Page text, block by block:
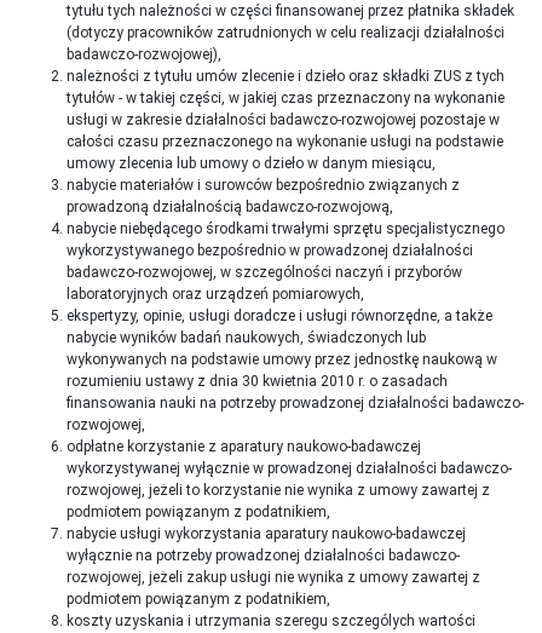
tytułu tych należności w części finansowanej przez płatnika składek
(dotyczy pracowników zatrudnionych w celu realizacji działalności
badawczo-rozwojowej),
należności z tytułu umów zlecenie i dzieło oraz składki ZUS z tych
tytułów - w takiej części, w jakiej czas przeznaczony na wykonanie
usługi w zakresie działalności badawczo-rozwojowej pozostaje w
całości czasu przeznaczonego na wykonanie usługi na podstawie
umowy zlecenia lub umowy o dzieło w danym miesiącu,
nabycie materiałów i surowców bezpośrednio związanych z
prowadzoną działalnością badawczo-rozwojową,
nabycie niebędącego środkami trwałymi sprzętu specjalistycznego
wykorzystywanego bezpośrednio w prowadzonej działalności
badawczo-rozwojowej, w szczególności naczyń i przyborów
laboratoryjnych oraz urządzeń pomiarowych,
ekspertyzy, opinie, usługi doradcze i usługi równorzędne, a także
nabycie wyników badań naukowych, świadczonych lub
wykonywanych na podstawie umowy przez jednostkę naukową w
rozumieniu ustawy z dnia 30 kwietnia 2010 r. o zasadach
finansowania nauki na potrzeby prowadzonej działalności badawczo-
rozwojowej,
odpłatne korzystanie z aparatury naukowo-badawczej
wykorzystywanej wyłącznie w prowadzonej działalności badawczo-
rozwojowej, jeżeli to korzystanie nie wynika z umowy zawartej z
podmiotem powiązanym z podatnikiem,
nabycie usługi wykorzystania aparatury naukowo-badawczej
wyłącznie na potrzeby prowadzonej działalności badawczo-
rozwojowej, jeżeli zakup usługi nie wynika z umowy zawartej z
podmiotem powiązanym z podatnikiem,
koszty uzyskania i utrzymania szeregu szczególych wartości